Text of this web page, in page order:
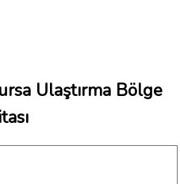
Ulaştırma Bölge